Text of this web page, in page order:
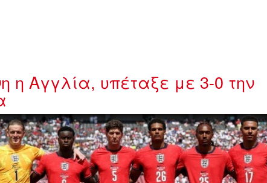
η Αγγλία, υπέταξε με 3-0 την